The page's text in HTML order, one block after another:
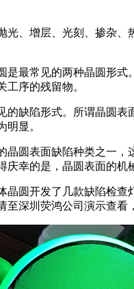
光、增层、光刻、掺杂
最常见的两种晶圆形
序的残留物。
缺陷形式。所谓晶圆
显。
圆表面缺陷种类之一
幸的是，晶圆表面的机
晶圆开发了几款缺陷检
深圳荧鸿公司演示查看，